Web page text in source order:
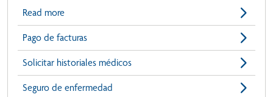
Read more
Pago de facturas
Solicitar historiales médicos
Seguro de enfermedad